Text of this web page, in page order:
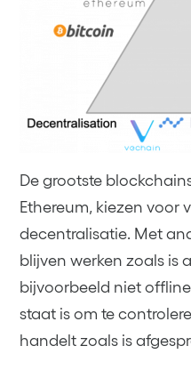
De grootste
Ethereum, kiezen voor
decentralisatie. Met
blijven werken zoals is
bijvoorbeeld niet
staat is om te
handelt zoals is